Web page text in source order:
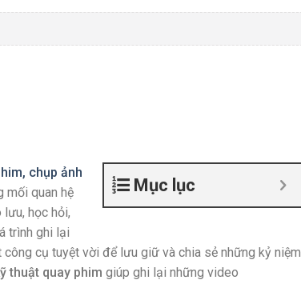
Mục lục
chụp ảnh
mối quan hệ
học hỏi,
trình ghi lại
cụ tuyệt vời để lưu giữ và chia sẻ những kỷ niệm
thuật quay phim giúp ghi lại những video